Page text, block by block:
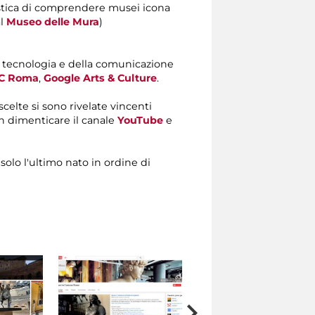
di comprendere musei icona
Museo delle Mura)
e della comunicazione
Roma, Google Arts & Culture.
si sono rivelate vincenti
dimenticare il canale YouTube e
l'ultimo nato in ordine di